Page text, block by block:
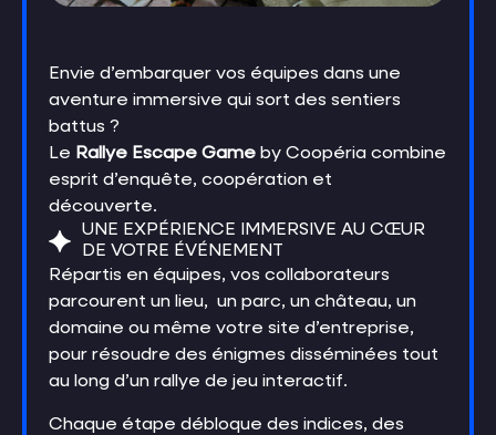
Envie d’embarquer vos équipes dans une
aventure immersive qui sort des sentiers
battus ?
Le Rallye Escape Game by Coopéria combine
esprit d’enquête, coopération et
découverte.
UNE EXPÉRIENCE IMMERSIVE AU CŒUR
DE VOTRE ÉVÉNEMENT
Répartis en équipes, vos collaborateurs
parcourent un lieu, un parc, un château, un
domaine ou même votre site d’entreprise,
pour résoudre des énigmes disséminées tout
au long d’un rallye de jeu interactif.
Chaque étape débloque des indices, des